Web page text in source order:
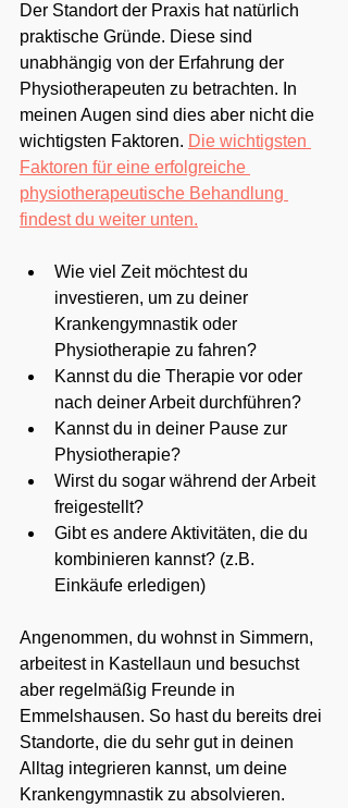
Der Standort der Praxis hat natürlich
praktische Gründe. Diese sind
unabhängig von der Erfahrung der
Physiotherapeuten zu betrachten. In
meinen Augen sind dies aber nicht die
wichtigsten Faktoren. Die wichtigsten
Faktoren für eine erfolgreiche
physiotherapeutische Behandlung
findest du weiter unten.
Wie viel Zeit möchtest du
investieren, um zu deiner
Krankengymnastik oder
Physiotherapie zu fahren?
Kannst du die Therapie vor oder
nach deiner Arbeit durchführen?
Kannst du in deiner Pause zur
Physiotherapie?
Wirst du sogar während der Arbeit
freigestellt?
Gibt es andere Aktivitäten, die du
kombinieren kannst? (z.B.
Einkäufe erledigen)
Angenommen, du wohnst in Simmern,
arbeitest in Kastellaun und besuchst
aber regelmäßig Freunde in
Emmelshausen. So hast du bereits drei
Standorte, die du sehr gut in deinen
Alltag integrieren kannst, um deine
Krankengymnastik zu absolvieren.